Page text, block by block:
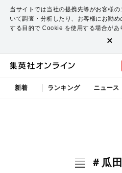
当サイトでは当社の提携先等がお客様の
いて調査・分析したり、お客様にお勧め
する目的で Cookie を使用する場合があ
×
新着 ランキング ニュース
＃瓜